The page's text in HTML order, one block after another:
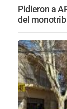
Pidieron a
del